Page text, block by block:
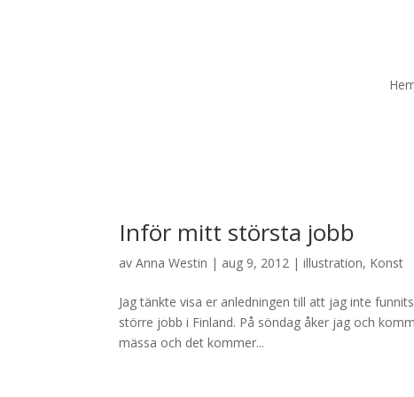
Inför mitt största jobb
avAnna Westin | aug 9, 2012 |illustration, Konst
Jag tänkte visa er anledningen till att jag inte
större jobb i Finland. På söndag åker jag och
mässa och det kommer...